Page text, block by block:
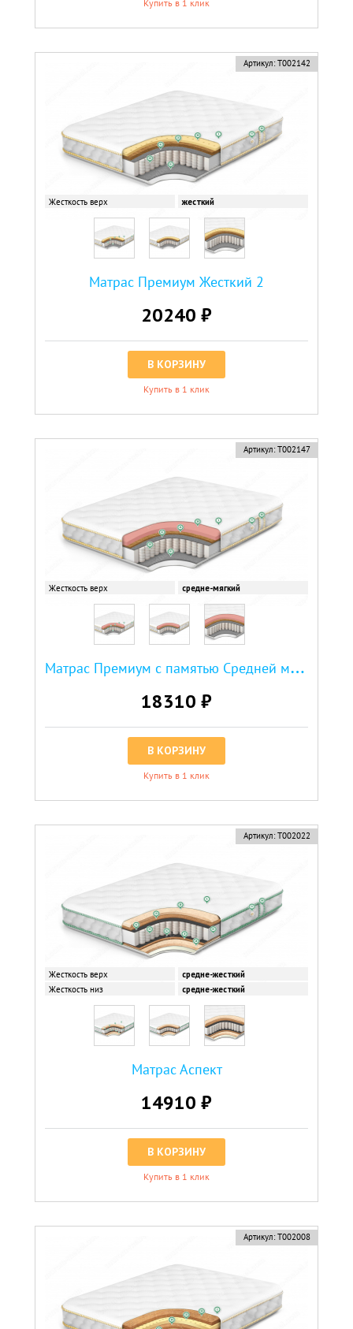
Купить в 1 клик
Артикул: Т002142
Жесткость верх жесткий
Матрас Премиум Жесткий 2
20240 ₽
В КОРЗИНУ
Купить в 1 клик
Артикул: Т002147
Жесткость верх средне-мягкий
М
атрас Премиум с памятью Средней мягкости
18310 ₽
В КОРЗИНУ
Купить в 1 клик
Артикул: Т002022
Жесткость верх
средне-жесткий
Жесткость низ
средне-жесткий
Матрас Аспект
14910 ₽
В КОРЗИНУ
Купить в 1 клик
Артикул: Т002008